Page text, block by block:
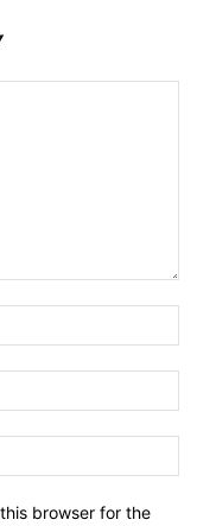
browser for the